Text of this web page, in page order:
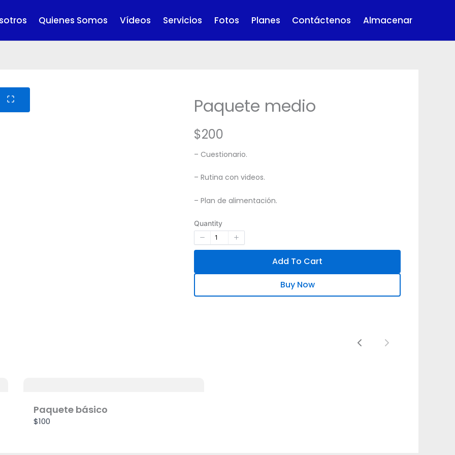
Quienes Somos Vídeos Servicios Fotos Planes Contáctenos Almacenar
Paquete medio
N
o
$200
– Cuestionario.
– Rutina con videos.
– ⁠Plan de alimentación.
Quantity
Add To Cart
Buy Now
Previous
Next
Paquete básico
$100